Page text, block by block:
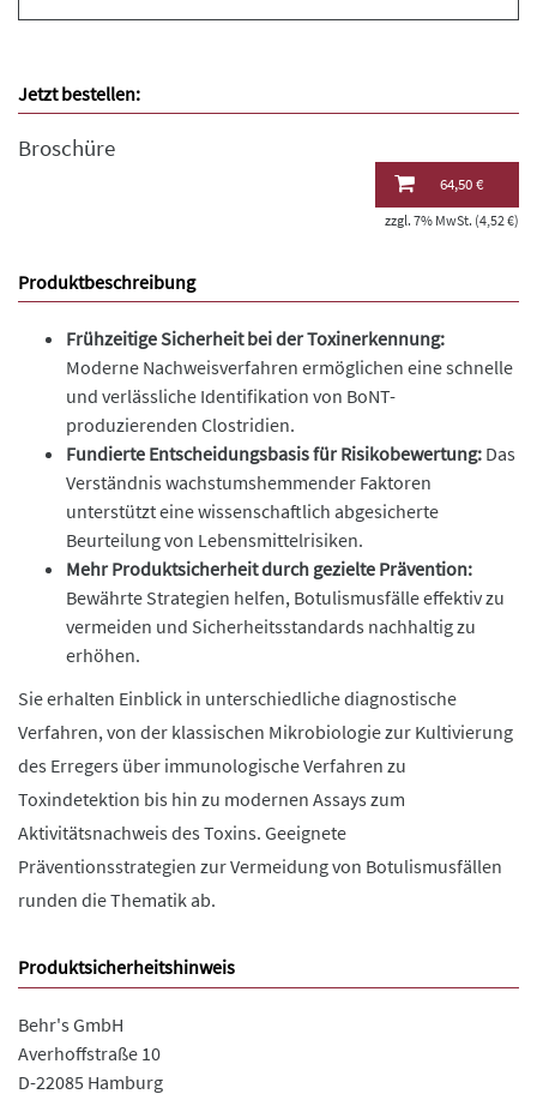
Jetzt bestellen:
Broschüre
64,50 €
zzgl. 7% MwSt. (4,52 €)
Produktbeschreibung
Frühzeitige Sicherheit bei der Toxinerkennung:
Moderne Nachweisverfahren ermöglichen eine schnelle
und verlässliche Identifikation von BoNT-
produzierenden Clostridien.
Fundierte Entscheidungsbasis für Risikobewertung: Das
Verständnis wachstumshemmender Faktoren
unterstützt eine wissenschaftlich abgesicherte
Beurteilung von Lebensmittelrisiken.
Mehr Produktsicherheit durch gezielte Prävention:
Bewährte Strategien helfen, Botulismusfälle effektiv zu
vermeiden und Sicherheitsstandards nachhaltig zu
erhöhen.
Sie erhalten Einblick in unterschiedliche diagnostische
Verfahren, von der klassischen Mikrobiologie zur Kultivierung
des Erregers über immunologische Verfahren zu
Toxindetektion bis hin zu modernen Assays zum
Aktivitätsnachweis des Toxins. Geeignete
Präventionsstrategien zur Vermeidung von Botulismusfällen
runden die Thematik ab.
Produktsicherheitshinweis
Behr's GmbH
Averhoffstraße 10
D-22085 Hamburg